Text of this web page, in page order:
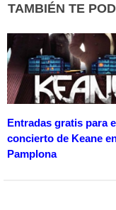
TAMBIÉN TE
Entradas gratis para
concierto de Keane
Pamplona